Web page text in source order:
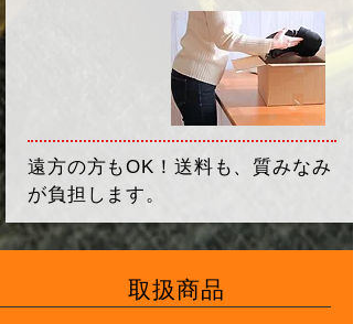
取扱商品
遠方の方もOK！送料も、質みなみ
が負担します。